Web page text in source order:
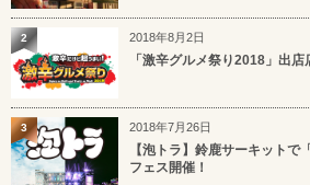
2018年8月2日
「激辛グルメ祭り2018」出店
2
2018年7月26日
【泡トラ】鈴鹿サーキット
フェス開催！
3